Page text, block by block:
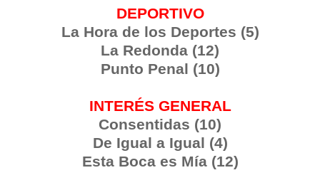
DEPORTIVO
La Hora de los Deportes (5)
La Redonda (12)
Punto Penal (10)
INTERÉS GENERAL
Consentidas (10)
De Igual a Igual (4)
Esta Boca es Mía (12)